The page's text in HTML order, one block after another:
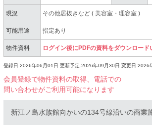
現況 その他居抜きなど(美容室・理容室)
可能用途 指定あり
物件資料 ログイン後にPDFの資料をダウンロード
登録日:2026年06月01日 更新予定:2026年09月30日 変更日:2026
会員登録で物件資料の取得、電話での
問い合わせがご利用可能になります
新江ノ島水族館向かいの134号線沿いの商業